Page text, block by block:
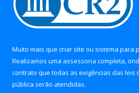
Muito mais que criar site ou sistema para
Realizamos uma assessoria completa,
contrato que todas as exigências das leis
pública serão atendidas.